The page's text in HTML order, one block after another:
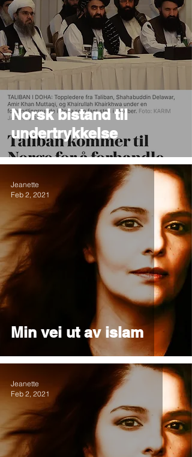
Norsk bistand til
undertrykkelse
Min vei ut av islam
Jeanette
Feb 2, 2021
Jeanette
Feb 2, 2021